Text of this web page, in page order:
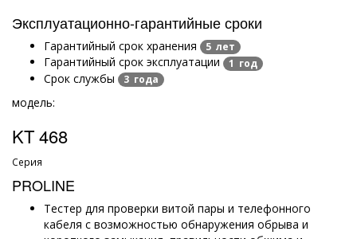
Эксплуатационно-гарантийные сроки
Гарантийный срок хранения 5 лет
Гарантийный срок эксплуатации 1 год
Срок службы 3 года
модель:
KT 468
Серия
PROLINE
Тестер для проверки витой пары и телефонного
кабеля с возможностью обнаружения обрыва и